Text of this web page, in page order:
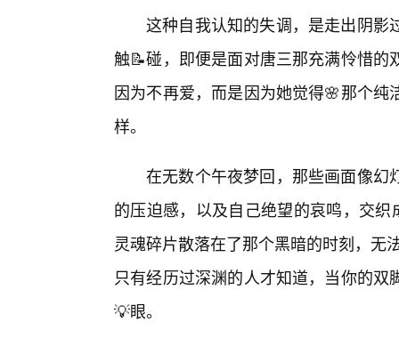
这种自我认知的失调，是走出阴影
触📝碰，即便是面对唐三那充满怜惜
因为不再爱，而是因为她觉得🌸那个
样。
在无数个午夜梦回，那些画面像幻
的压迫感，以及自己绝望的哀鸣，交
灵魂碎片散落在了那个黑暗的时刻，无
只有经历过深渊的人才知道，当你的
💡眼。